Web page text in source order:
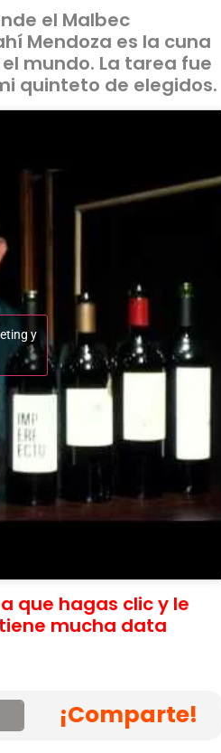
el Malbec
Mendoza es la cuna
mundo. La tarea fue
quinteto de elegidos.
y
que hagas clic y le
mucha data
¡Comparte!